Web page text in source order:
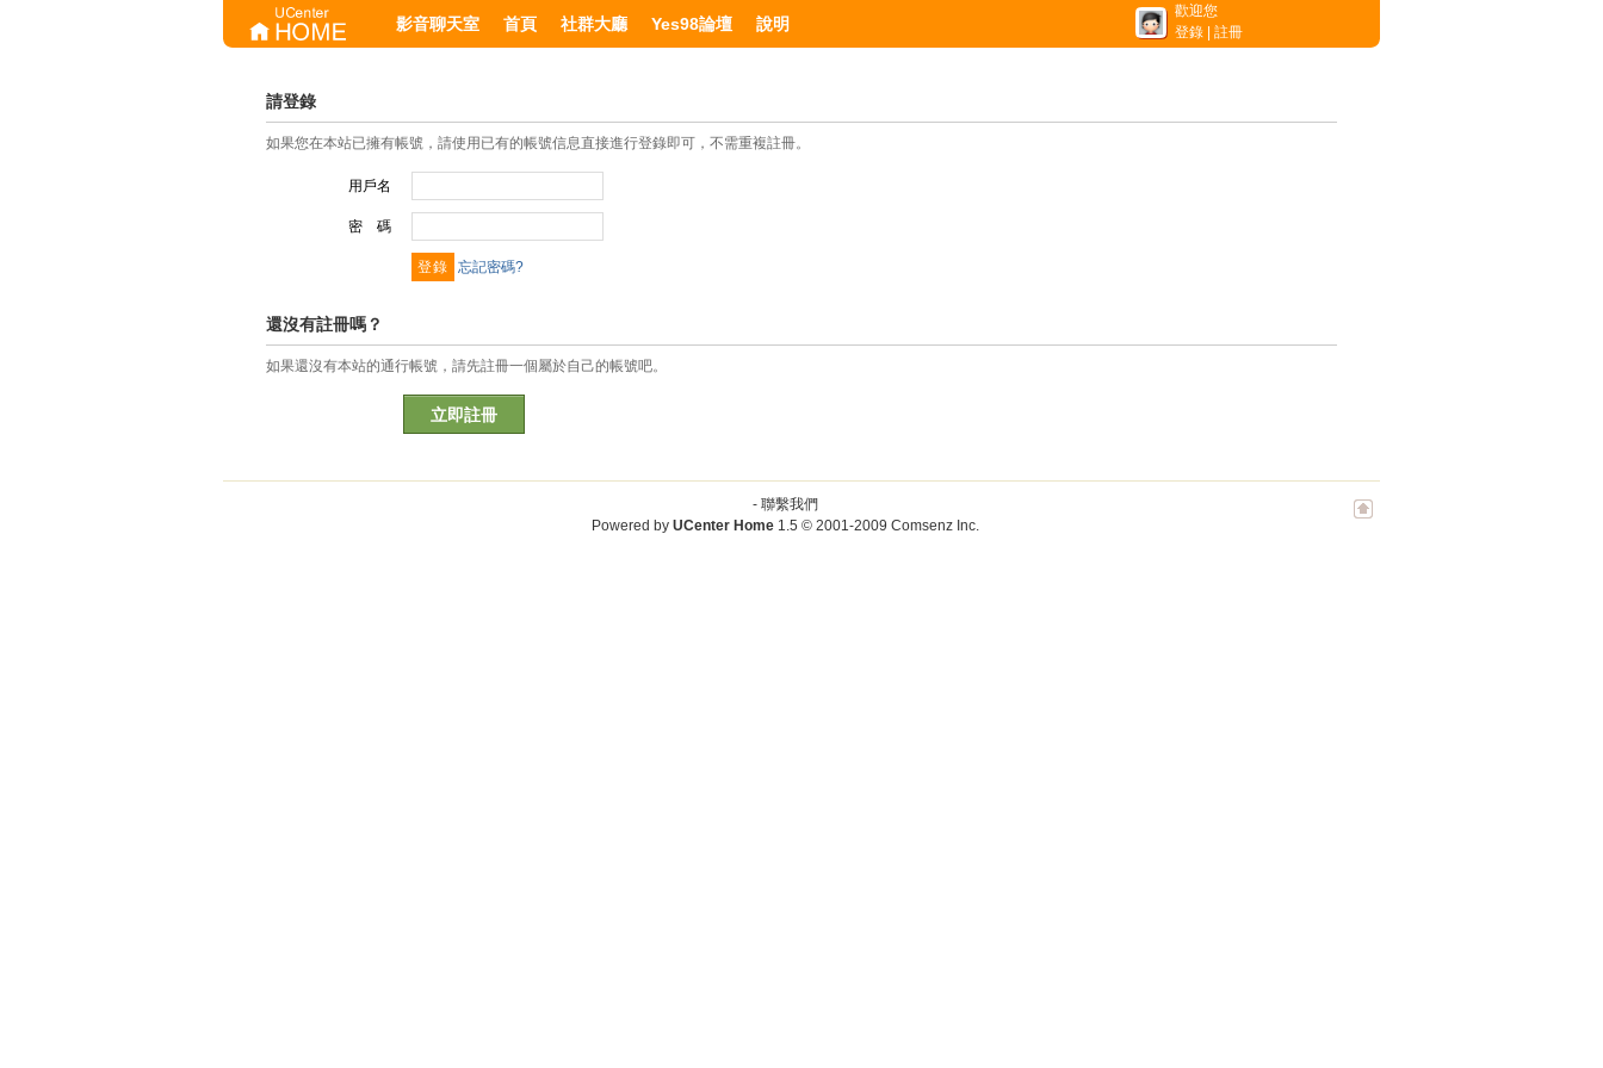
影音聊天室 首頁 社群大廳 Yes98論壇 說明
歡迎您
登錄
註冊
請登錄
如果您在本站已擁有帳號，請使用已有的帳號信息直接進行登錄即可，不需重複註冊。
用戶名
密 碼
忘記密碼?
還沒有註冊嗎？
如果還沒有本站的通行帳號，請先註冊一個屬於自己的帳號吧。
立即註冊
- 聯繫我們
Powered by UCenter Home 1.5 © 2001-2009 Comsenz Inc.